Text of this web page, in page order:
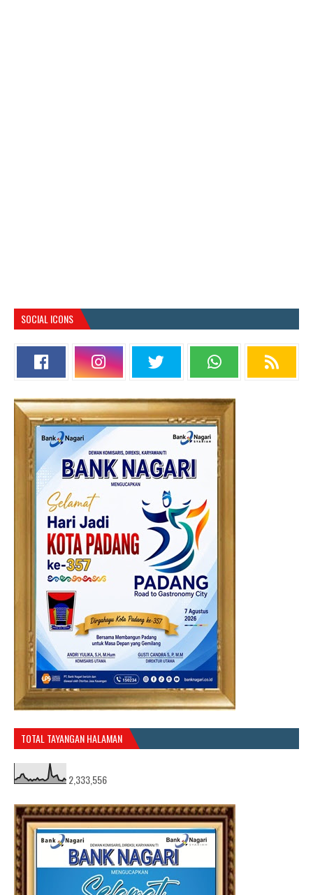
SOCIAL ICONS
TOTAL TAYANGAN HALAMAN
2,333,556